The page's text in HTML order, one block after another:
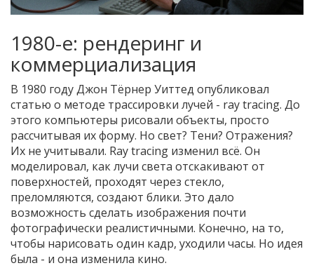
1980-е: рендеринг и
коммерциализация
В 1980 году Джон Тёрнер Уиттед опубликовал
статью о методе трассировки лучей - ray tracing. До
этого компьютеры рисовали объекты, просто
рассчитывая их форму. Но свет? Тени? Отражения?
Их не учитывали. Ray tracing изменил всё. Он
моделировал, как лучи света отскакивают от
поверхностей, проходят через стекло,
преломляются, создают блики. Это дало
возможность сделать изображения почти
фотографически реалистичными. Конечно, на то,
чтобы нарисовать один кадр, уходили часы. Но идея
была - и она изменила кино.